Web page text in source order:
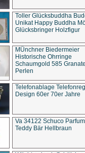
Toller Glücksbuddha
Unikat Happy Buddha
Glücksbringer Holzfigur
MÜnchner Biedermeier
Historische Ohrringe
Schaumgold 585
Perlen
Telefonablage
Design 60er 70er Jahre
Va 34122 Schuco
Teddy Bär Hellbraun